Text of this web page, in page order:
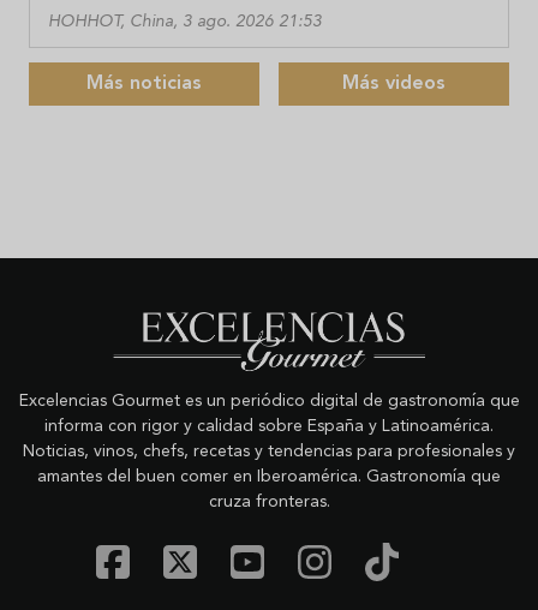
HOHHOT, China, 3 ago. 2026 21:53
Más noticias Más videos
Excelencias Gourmet es un periódico digital de gastronomía que
informa con rigor y calidad sobre España y Latinoamérica.
Noticias, vinos, chefs, recetas y tendencias para profesionales y
amantes del buen comer en Iberoamérica. Gastronomía que
cruza fronteras.